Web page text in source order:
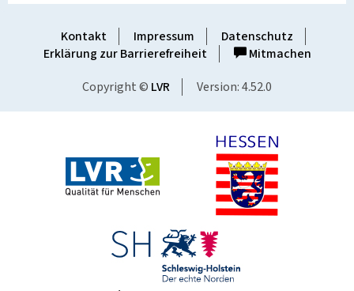
Kontakt Impressum
Datenschutz
Erklärung zur Barrierefreiheit
Mitmachen
Copyright © LVR Version: 4.52.0